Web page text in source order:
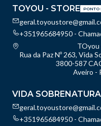
TOYOU - STORE PONTO
+351965684950 -
TOyou
Rua da Paz Nº 263, Vida
3800-587
Aveiro -
VIDA
+351965684950 -